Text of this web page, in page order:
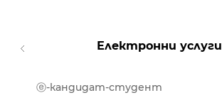
Електронни услуги
ⓔ-кандидат-студент